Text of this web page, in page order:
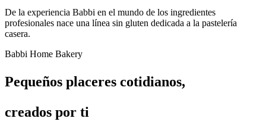
De la experiencia Babbi en el mundo de los ingredientes
profesionales nace una línea sin gluten dedicada a la pastelería
casera.
Babbi Home Bakery
Pequeños placeres cotidianos,
creados por ti